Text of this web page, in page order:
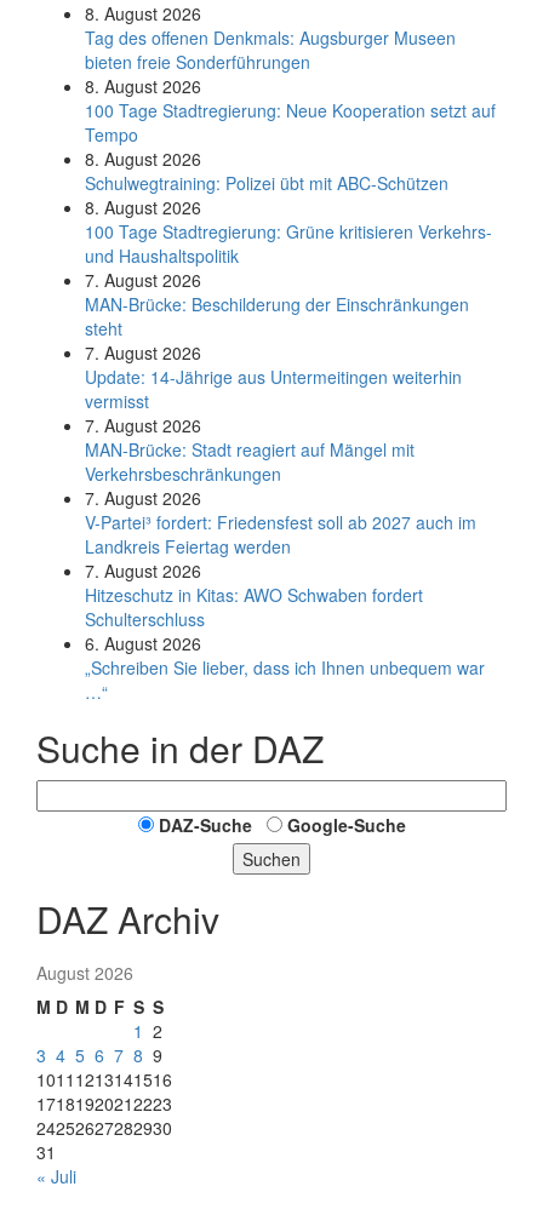
8. August 2026
Tag des offenen Denkmals: Augsburger Museen
bieten freie Sonderführungen
8. August 2026
100 Tage Stadtregierung: Neue Kooperation setzt auf
Tempo
8. August 2026
Schul­weg­trai­ning: Poli­zei übt mit ABC-Schüt­zen
8. August 2026
100 Tage Stadtregierung: Grüne kritisieren Verkehrs-
und Haushaltspolitik
7. August 2026
MAN-Brücke: Beschilderung der Einschränkungen
steht
7. August 2026
Update: 14-Jährige aus Untermeitingen weiterhin
vermisst
7. August 2026
MAN-Brücke: Stadt reagiert auf Mängel mit
Verkehrsbeschränkungen
7. August 2026
V-Partei­³ fordert: Friedens­fest soll ab 2027 auch im
Land­kreis Feier­tag werden
7. August 2026
Hitzeschutz in Kitas: AWO Schwaben fordert
Schulterschluss
6. August 2026
„Schreiben Sie lieber, dass ich Ihnen unbequem war
…“
Suche in der DAZ
DAZ-Suche
Google-Suche
Suchen
DAZ Archiv
August 2026
M D M D F S S
1 2
3 4 5 6 7 8 9
1011 1213141516
17181920212223
24252627282930
31
« Juli